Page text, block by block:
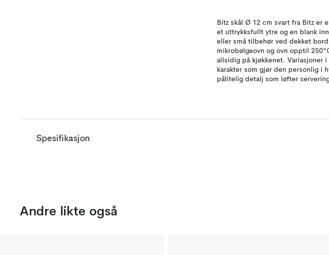
Bitz skål Ø 12 cm svart fra Bitz er
et uttrykksfullt ytre og en blank
eller små tilbehør ved dekket
mikrobølgeovn og ovn opptil
allsidig på kjøkkenet. Variasjoner
karakter som gjør den personlig i
pålitelig detalj som løfter
Spesifikasjon
Andre likte også